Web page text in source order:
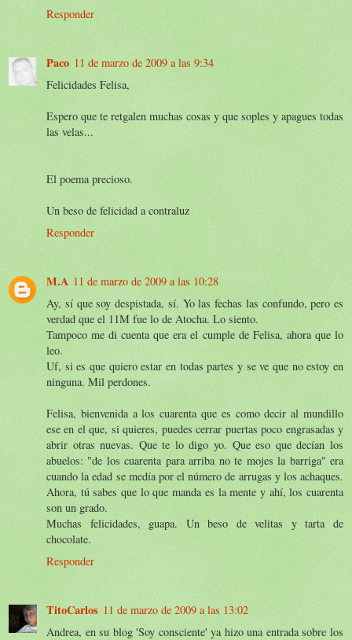
Responder
Paco 11 de marzo de 2009 a las 9:34
Felicidades Felisa,
Espero que te retgalen muchas cosas y que soples y apagues todas
las velas...
El poema precioso.
Un beso de felicidad a contraluz
Responder
M.A 11 de marzo de 2009 a las 10:28
Ay, sí que soy despistada, sí. Yo las fechas las confundo, pero es
verdad que el 11M fue lo de Atocha. Lo siento.
Tampoco me di cuenta que era el cumple de Felisa, ahora que lo
leo.
Uf, si es que quiero estar en todas partes y se ve que no estoy en
ninguna. Mil perdones.
Felisa, bienvenida a los cuarenta que es como decir al mundillo
ese en el que, si quieres, puedes cerrar puertas poco engrasadas y
abrir otras nuevas. Que te lo digo yo. Que eso que decían los
abuelos: "de los cuarenta para arriba no te mojes la barriga" era
cuando la edad se medía por el número de arrugas y los achaques.
Ahora, tú sabes que lo que manda es la mente y ahí, los cuarenta
son un grado.
Muchas felicidades, guapa. Un beso de velitas y tarta de
chocolate.
Responder
TitoCarlos 11 de marzo de 2009 a las 13:02
Andrea, en su blog 'Soy consciente' ya hizo una entrada sobre los